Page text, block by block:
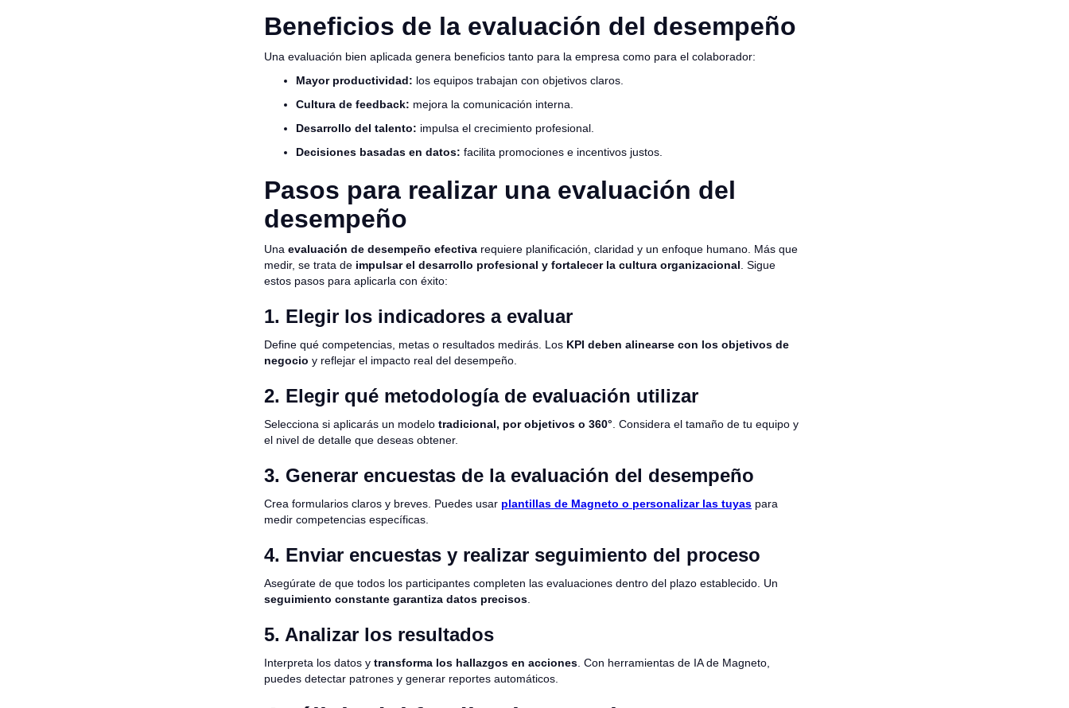
Beneficios de la evaluación del desempeño
Una evaluación bien aplicada genera beneficios tanto para la empresa como para el colaborador:
Mayor productividad: los equipos trabajan con objetivos claros.
Cultura de feedback: mejora la comunicación interna.
Desarrollo del talento: impulsa el crecimiento profesional.
Decisiones basadas en datos: facilita promociones e incentivos justos.
Pasos para realizar una evaluación del
desempeño
Una evaluación de desempeño efectiva requiere planificación, claridad y un enfoque humano. Más que
medir, se trata de impulsar el desarrollo profesional y fortalecer la cultura organizacional . Sigue
estos pasos para aplicarla con éxito:
1. Elegir los indicadores a evaluar
Define qué competencias, metas o resultados medirás. Los KPI deben alinearse con los objetivos de
negocio y reflejar el impacto real del desempeño.
2. Elegir qué metodología de evaluación utilizar
Selecciona si aplicarás un modelo tradicional, por objetivos o 360° . Considera el tamaño de tu equipo y
el nivel de detalle que deseas obtener.
3. Generar encuestas de la evaluación del desempeño
Crea formularios claros y breves. Puedes usar plantillas de Magneto o personalizar las tuyas para
medir competencias específicas.
4. Enviar encuestas y realizar seguimiento del proceso
Asegúrate de que todos los participantes completen las evaluaciones dentro del plazo establecido. Un
seguimiento constante garantiza datos precisos
5. Analizar los resultados
Interpreta los datos y transforma los hallazgos en acciones . Con herramientas de IA de Magneto,
puedes detectar patrones y generar reportes automáticos.